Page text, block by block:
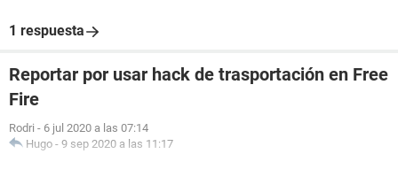
1 respuesta
Reportar por usar hack de trasportación en Free
Fire
Rodri - 6 jul 2020 a las 07:14
Hugo - 9 sep 2020 a las 11:17